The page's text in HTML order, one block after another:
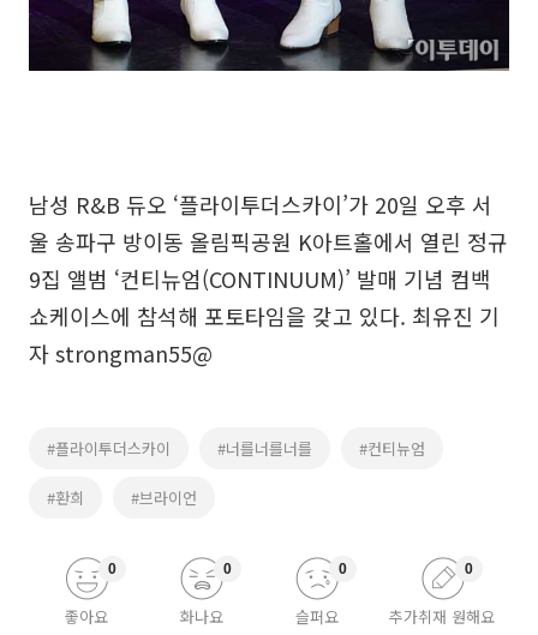
남성 R&B 듀오 ‘플라이투더스카이’가 20일 오후 서
울 송파구 방이동 올림픽공원 K아트홀에서 열린 정규
9집 앨범 ‘컨티뉴엄(CONTINUUM)’ 발매 기념 컴백
쇼케이스에 참석해 포토타임을 갖고 있다. 최유진 기
자 strongman55@
#플라이투더스카이 #너를너를너를 #컨티뉴엄
#환희 #브라이언
좋아요
0
화나요
0
슬퍼요
0
추가취재 원해요
0